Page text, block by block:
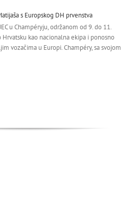
s Europskog DH prvenstva
u Champéryju, održanom od 9. do 11.
kao nacionalna ekipa i ponosno
vozačima u Europi. Champéry, sa svojom